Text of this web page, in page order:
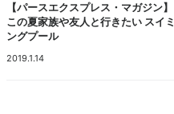
【パースエクスプレス・マガジン】
この夏家族や友人と行きたい スイミ
ングプール
2019.1.14